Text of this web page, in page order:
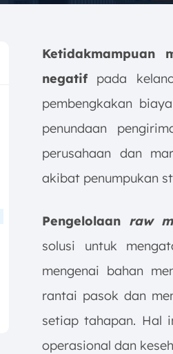
Ketidakmampuan
negatifpada
pembengkakan
penundaan
perusahaan dan
akibat penumpukan
Pengelolaan raw
solusi untuk
mengenai bahan
rantai pasok dan
setiap tahapan. Hal
operasional dan